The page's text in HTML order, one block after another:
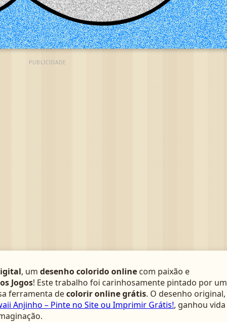
PUBLICIDADE
, um desenho colorido online com paixão e
Jogos! Este trabalho foi carinhosamente pintado por um
ferramenta decolorir online grátis. O desenho original,
Anjinho – Pinte no Site ou Imprimir Grátis!, ganhou vida